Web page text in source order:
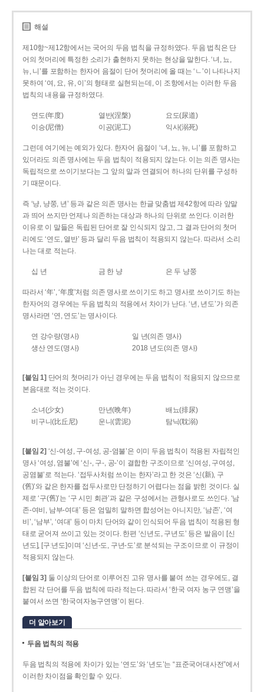
해설
제10항~제12항에서는 국어의 두음 법칙을 규정하였다. 두음 법칙은 단
어의 첫머리에 특정한 소리가 출현하지 못하는 현상을 말한다. ‘녀, 뇨,
뉴, 니’를 포함하는 한자어 음절이 단어 첫머리에 올 때는 ‘ㄴ’이 나타나지
못하여 ‘여, 요, 유, 이’의 형태로 실현되는데, 이 조항에서는 이러한 두음
법칙의 내용을 규정하였다.
연도(年度) 열반(涅槃)
요도(尿道)
이승(尼僧)
이공(泥工) 익사(溺死)
그런데 여기에는 예외가 있다. 한자어 음절이 ‘녀, 뇨, 뉴, 니’를 포함하고
있더라도 의존 명사에는 두음 법칙이 적용되지 않는다. 이는 의존 명사는
독립적으로 쓰이기보다는 그 앞의 말과 연결되어 하나의 단위를 구성하
기 때문이다.
즉 ‘냥, 냥쭝, 년’ 등과 같은 의존 명사는 한글 맞춤법 제42항에 따라 앞말
과 띄어 쓰지만 언제나 의존하는 대상과 하나의 단위로 쓰인다. 이러한
이유로 이 말들은 독립된 단어로 잘 인식되지 않고, 그 결과 단어의 첫머
리에도 ‘연도, 열반’ 등과 달리 두음 법칙이 적용되지 않는다. 따라서 소리
나는 대로 적는다.
십 년 금 한 냥 은 두 냥쭝
따라서 ‘年’, ‘年度’처럼 의존 명사로 쓰이기도 하고 명사로 쓰이기도 하는
한자어의 경우에는 두음 법칙의 적용에서 차이가 난다. ‘년, 년도’가 의존
명사라면 ‘연, 연도’는 명사이다.
연 강수량(명사)
일 년(의존 명사)
생산 연도(명사)
2018 년도(의존 명사)
[붙임 1] 단어의 첫머리가 아닌 경우에는 두음 법칙이 적용되지 않으므로
본음대로 적는 것이다.
소녀(少女) 만년(晩年)
배뇨(排尿)
비구니(比丘尼)
운니(雲泥) 탐닉(耽溺)
[붙임 2] ‘신-여성, 구-여성, 공-염불’은 이미 두음 법칙이 적용된 자립적인
명사 ‘여성, 염불’에 ‘신-, 구-, 공-’이 결합한 구조이므로 ‘신여성, 구여성,
공염불’로 적는다. ‘접두사처럼 쓰이는 한자’라고 한 것은 ‘신(新), 구
(舊)’와 같은 한자를 접두사로만 단정하기 어렵다는 점을 밝힌 것이다. 실
제로 ‘구(舊)’는 ‘구 시민 회관’과 같은 구성에서는 관형사로도 쓰인다. ‘남
존­-여비, 남부-­여대’ 등은 엄밀히 말하면 합성어는 아니지만, ‘남존’, ‘여
비’, ‘남부’, ‘여대’ 등이 마치 단어와 같이 인식되어 두음 법칙이 적용된 형
태로 굳어져 쓰이고 있는 것이다. 한편 ‘신년도, 구년도’ 등은 발음이 [신
년도], [구ː년도]이며 ‘신년­-도, 구년-­도’로 분석되는 구조이므로 이 규정이
적용되지 않는다.
[붙임 3] 둘 이상의 단어로 이루어진 고유 명사를 붙여 쓰는 경우에도, 결
합된 각 단어를 두음 법칙에 따라 적는다. 따라서 ‘한국 여자 농구 연맹’을
붙여서 쓰면 ‘한국여자농구연맹’이 된다.
더 알아보기
두음 법칙의 적용
두음 법칙의 적용에 차이가 있는 ‘연도’와 ‘년도’는 “표준국어대사전”에서
이러한 차이점을 확인할 수 있다.